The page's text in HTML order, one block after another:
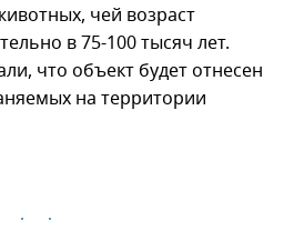
чей возраст
в 75-100 тысяч лет.
что объект будет отнесен
на территории